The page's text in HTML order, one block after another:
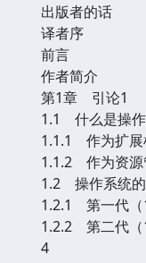
出版者的话
译者序
前言
作者简介
第1章 引论1
1.1 什么是操
1.1.1 作为扩展
1.1.2 作为资源
1.2 操作系统
1.2.1 第一代（
1.2.2 第二代（
4